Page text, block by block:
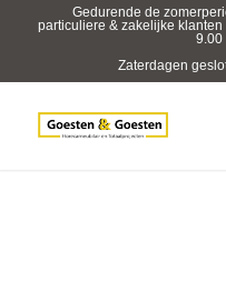
Gedurende de
particuliere & zakelijke
9.00
Zaterdagen